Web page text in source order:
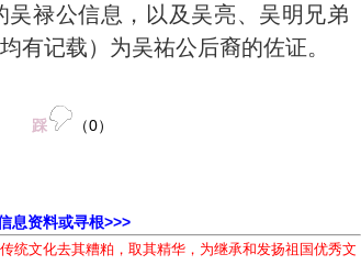
禄公信息，以及吴亮、吴明兄弟
有记载）为吴祐公后裔的佐证。
踩 （0）
息资料或寻根>>>
统文化去其糟粕，取其精华，为继承和发扬祖国优秀文